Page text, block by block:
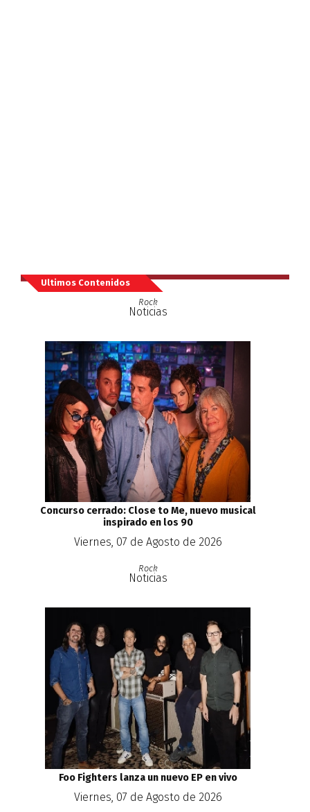
Ultimos Contenidos
Rock
Noticias
Concurso cerrado: Close to Me, nuevo musical
inspirado en los 90
Viernes, 07 de Agosto de 2026
Rock
Noticias
Foo Fighters lanza un nuevo EP en vivo
Viernes, 07 de Agosto de 2026